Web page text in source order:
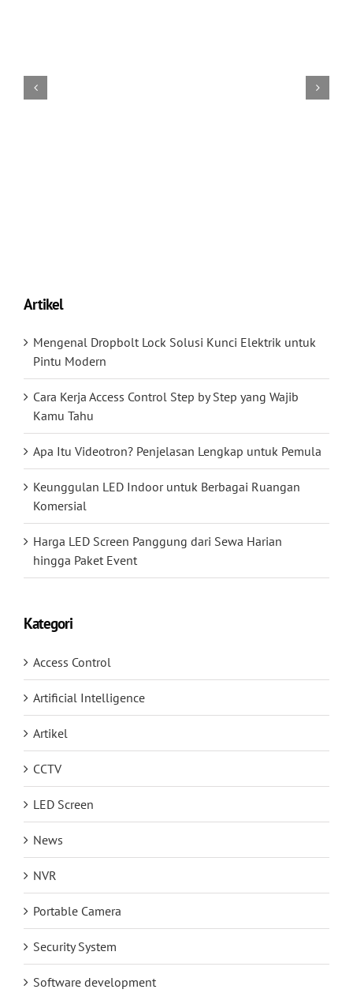
Artikel
Mengenal Dropbolt Lock Solusi Kunci Elektrik untuk
Pintu Modern
Cara Kerja Access Control Step by Step yang Wajib
Kamu Tahu
Apa Itu Videotron? Penjelasan Lengkap untuk Pemula
Keunggulan LED Indoor untuk Berbagai Ruangan
Komersial
Harga LED Screen Panggung dari Sewa Harian
hingga Paket Event
Kategori
Access Control
Artificial Intelligence
Artikel
CCTV
LED Screen
News
NVR
Portable Camera
Security System
Software development